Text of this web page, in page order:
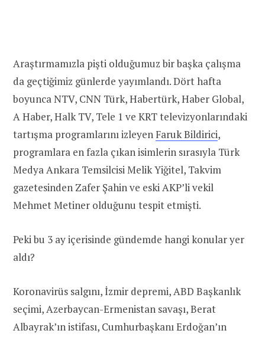
Araştırmamızla pişti olduğumuz bir başka çalışma
da geçtiğimiz günlerde yayımlandı. Dört hafta
boyunca NTV, CNN Türk, Habertürk, Haber Global,
A Haber, Halk TV, Tele 1 ve KRT televizyonlarındaki
tartışma programlarını izleyen Faruk Bildirici,
programlara en fazla çıkan isimlerin sırasıyla Türk
Medya Ankara Temsilcisi Melik Yiğitel, Takvim
gazetesinden Zafer Şahin ve eski AKP’li vekil
Mehmet Metiner olduğunu tespit etmişti.
Peki bu 3 ay içerisinde gündemde hangi konular yer
aldı?
Koronavirüs salgını, İzmir depremi, ABD Başkanlık
seçimi, Azerbaycan-Ermenistan savaşı, Berat
Albayrak’ın istifası, Cumhurbaşkanı Erdoğan’ın